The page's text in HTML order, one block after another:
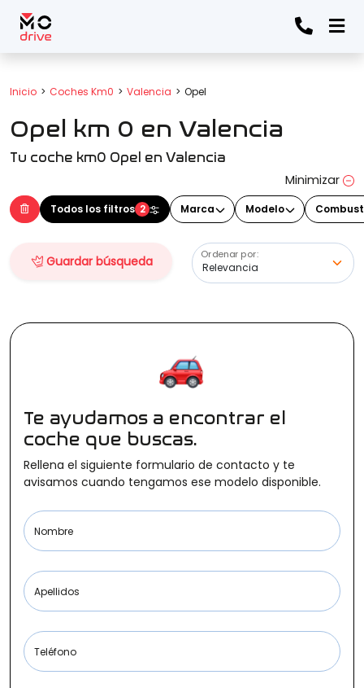
Inicio Coches Km0 Valencia Opel
Opel km 0 en Valencia
Tu coche km0 Opel en Valencia
Minimizar
Todos los filtros 2 Marca Modelo
Guardar búsqueda Ordenar por:
Todos los filtros
Marca
Modelo
(Elige uno o varios modelos)
Cuota
Año
Kilómetros
Te ayudamos a encontrar el
coche que buscas.
Rellena el siguiente formulario de contacto y te
avisamos cuando tengamos ese modelo disponible.
Nombre
Apellidos
Teléfono